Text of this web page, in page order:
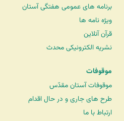
برنامه های عمومی هفتگی آستان
ویژه نامه ها
قرآن آنلاین
نشریه الکترونیکی محدث
موقوفات
موقوفات آستان مقدّس
طرح های جاری و در حال اقدام
ارتباط با ما